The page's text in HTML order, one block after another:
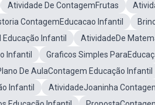
Atividade De ContagemFrutas
ContagemEducacao Infantil
Infantil
AtividadeDe
Infantil
Graficos Simples
De AulaContagem Educação Infantil
Infantil
AtividadeJoaninha